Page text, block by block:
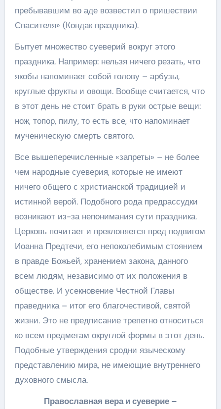
пребывавшим во аде возвестил о пришествии
Спасителя» (Кондак праздника).
Бытует множество суеверий вокруг этого
праздника. Например: нельзя ничего резать, что
якобы напоминает собой голову – арбузы,
круглые фрукты и овощи. Вообще считается, что
в этот день не стоит брать в руки острые вещи:
нож, топор, пилу, то есть все, что напоминает
мученическую смерть святого.
Все вышеперечисленные «запреты» – не более
чем народные суеверия, которые не имеют
ничего общего с христианской традицией и
истинной верой. Подобного рода предрассудки
возникают из-за непонимания сути праздника.
Церковь почитает и преклоняется пред подвигом
Иоанна Предтечи, его непоколебимым стоянием
в правде Божьей, хранением закона, данного
всем людям, независимо от их положения в
обществе. И усекновение Честной Главы
праведника – итог его благочестивой, святой
жизни. Это не предписание трепетно относиться
ко всем предметам округлой формы в этот день.
Подобные утверждения сродни языческому
представлению мира, не имеющие внутреннего
духовного смысла.
Православная вера и суеверие –